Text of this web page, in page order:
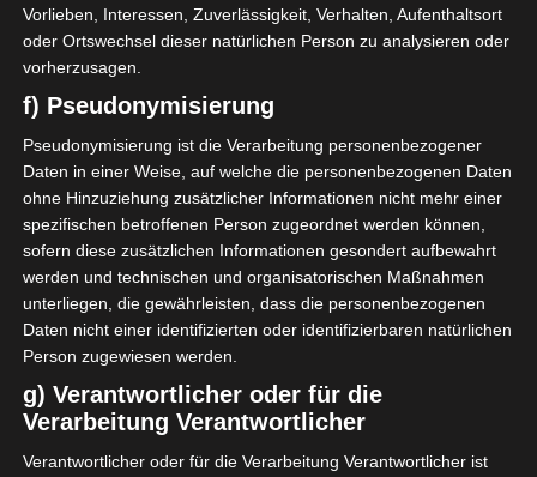
Vorlieben, Interessen, Zuverlässigkeit, Verhalten, Aufenthaltsort
oder Ortswechsel dieser natürlichen Person zu analysieren oder
vorherzusagen.
f) Pseudonymisierung
Pseudonymisierung ist die Verarbeitung personenbezogener
Daten in einer Weise, auf welche die personenbezogenen Daten
ohne Hinzuziehung zusätzlicher Informationen nicht mehr einer
spezifischen betroffenen Person zugeordnet werden können,
sofern diese zusätzlichen Informationen gesondert aufbewahrt
werden und technischen und organisatorischen Maßnahmen
unterliegen, die gewährleisten, dass die personenbezogenen
Daten nicht einer identifizierten oder identifizierbaren natürlichen
Person zugewiesen werden.
g) Verantwortlicher oder für die
Verarbeitung Verantwortlicher
Verantwortlicher oder für die Verarbeitung Verantwortlicher ist